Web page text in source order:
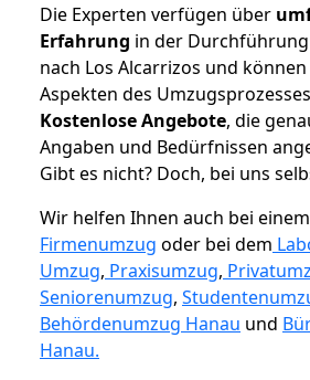
Die Experten verfügen über
Erfahrung in der
nach Los Alcarrizos und
Aspekten des
Kostenlose Angebote, die
Angaben und Bedürfnissen
Gibt es nicht? Doch, bei uns
Wir helfen Ihnen auch bei
Firmenumzug oder bei dem
Umzug, Praxisumzug,
Seniorenumzug,
Behördenumzug Hanau und
Hanau.